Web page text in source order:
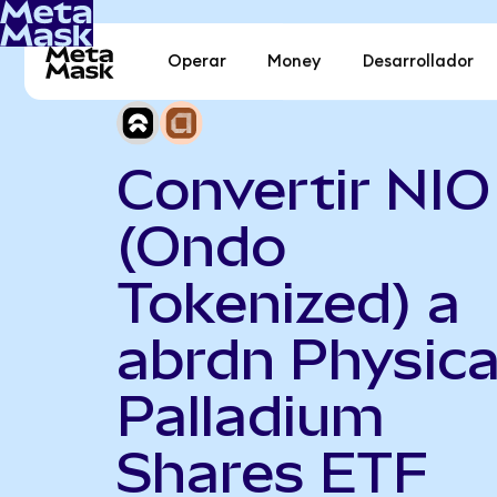
Operar Money Desarrollador
Convertir NIO
(Ondo
Tokenized) a
abrdn
Palladium
Shares ETF